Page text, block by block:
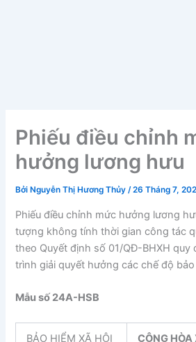
Phiếu điều chỉnh
hưởng lương hưu
Bởi Nguyễn Thị Hương Thủy/26 Tháng 7,
Phiếu điều chỉnh mức hưởng lương
tượng không tính thời gian công tác
theo Quyết định số 01/QĐ-BHXH quy
trình giải quyết hưởng các chế độ
Mẫu số 24A-HSB
BẢO HIỂM XÃ HỘI
CỘNG HÒA